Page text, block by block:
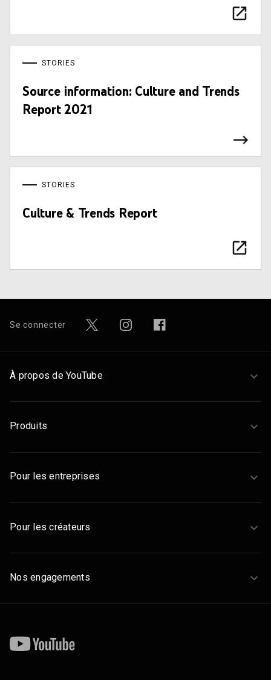
STORIES
Source information: Culture and Trends
Report 2021
STORIES
Culture & Trends Report
Se connecter
À propos de YouTube
Produits
Pour les entreprises
Pour les créateurs
Nos engagements